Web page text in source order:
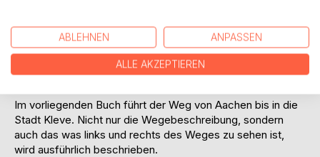
Auf 17 Etappen führt Ralf Spilles seine Leser*innen entlang
der westlichen Landesgrenze. In vielen Etappen hat der
Im vorliegenden Buch führt der Weg von Aachen bis in die
Stadt Kleve. Nicht nur die Wegebeschreibung, sondern
auch das was links und rechts des Weges zu sehen ist,
wird ausführlich beschrieben.
ABLEHNEN ANPASSEN
ALLE AKZEPTIEREN